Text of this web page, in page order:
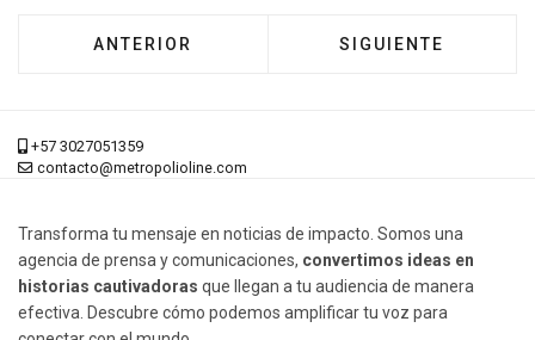
ARTÍCULO ANTERIOR: SONIDOS DE
ANTERIOR ARTÍCULO
SIGUIENTE
+57 3027051359
contacto@metropolioline.com
Transforma tu mensaje en noticias de impacto. Somos una
agencia de prensa y comunicaciones, convertimos ideas en
historias cautivadoras que llegan a tu audiencia de manera
efectiva. Descubre cómo podemos amplificar tu voz para